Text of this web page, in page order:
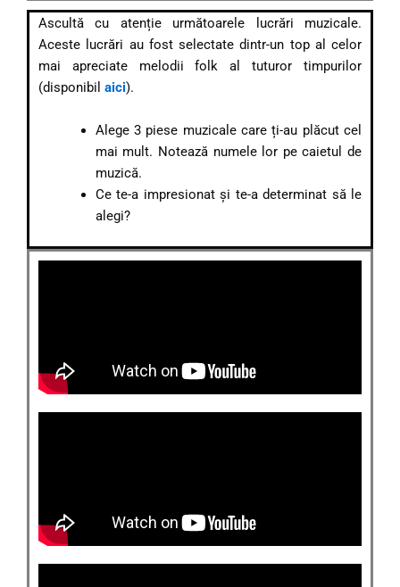
Ascultă cu atenție următoarele lucrări muzicale.
Aceste lucrări au fost selectate dintr-un top al celor
mai apreciate melodii folk al tuturor timpurilor
(disponibil aici).
Alege 3 piese muzicale care ți-au plăcut cel
mai mult. Notează numele lor pe caietul de
muzică.
Ce te-a impresionat și te-a determinat să le
alegi?